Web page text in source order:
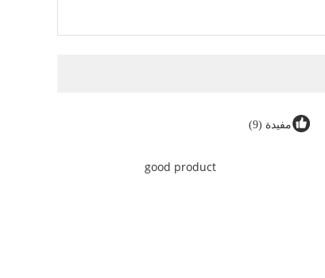
مفيدة (9)
good product